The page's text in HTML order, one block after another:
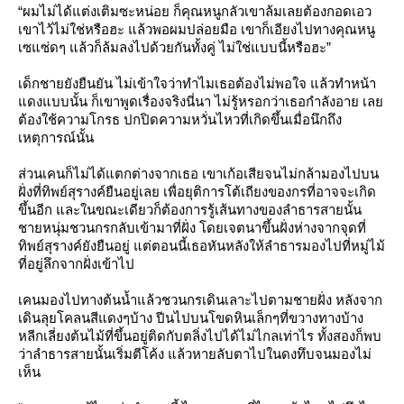
“ผมไม่ได้แต่งเติมซะหน่อย ก็คุณหนูกลัวเขาล้มเลยต้องกอดเอว
เขาไว้ไม่ใช่หรือฮะ แล้วพอผมปล่อยมือ เขาก็เอียงไปทางคุณหนู
เซแซ่ดๆ แล้วก็ล้มลงไปด้วยกันทั้งคู่ ไม่ใช่แบบนี้หรือฮะ”
เด็กชายยังยืนยัน ไม่เข้าใจว่าทำไมเธอต้องไม่พอใจ แล้วทำหน้า
ดงแบบนั้น ก็เขาพูดเรื่องจริงนี่นา ไม่รู้หรอกว่าเธอกำลังอาย เล
ต้องใช้ความโกรธ ปกปิดความหวั่นไหวที่เกิดขึ้นเมื่อนึกถึง
เหตุการณ์นั้น
ส่วนเคนก็ไม่ได้แตกต่างจากเธอ เขาเก้อเสียจนไม่กล้ามองไปบน
ฝั่งที่ทิพย์สุรางค์ยืนอยู่เลย เพื่อยุติการโต้เถียงของกรที่อาจจะเกิด
ขึ้นอีก และในขณะเดียวก็ต้องการรู้เส้นทางของลำธารสายนั้น
ชายหนุ่มชวนกรกลับเข้ามาที่ฝั่ง โดยเจตนาขึ้นฝั่งห่างจากจุดที่
ทิพย์สุรางค์ยังยืนอยู่ แต่ตอนนี้เธอหันหลังให้ลำธารมองไปที่หมู่ไม้
ที่อยู่ลึกจากฝั่งเข้าไป
เคนมองไปทางต้นน้ำแล้วชวนกรเดินเลาะไปตามชายฝั่ง หลังจาก
เดินลุยโคลนสีแดงๆบ้าง ปีนไปบนโขดหินเล็กๆที่ขวางทางบ้าง
หลีกเลี่ยงต้นไม้ที่ขึ้นอยู่ติดกับตลิ่งไปได้ไม่ไกลเท่าไร ทั้งสองก็พบ
ว่าลำธารสายนั้นเริ่มตีโค้ง แล้วหายลับตาไปในดงทึบจนมองไม่
เห็น